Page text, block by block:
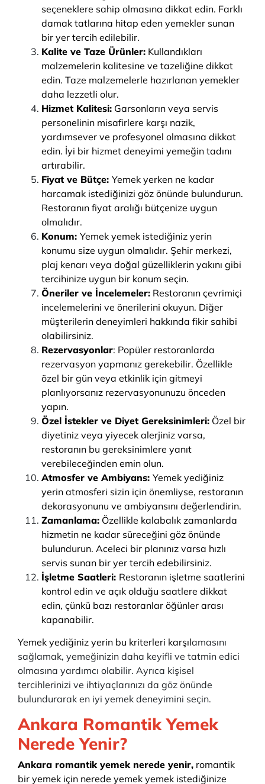
seçeneklere sahip olmasına dikkat edin. Farklı
damak tatlarına hitap eden yemekler sunan
bir yer tercih edilebilir.
Kalite ve Taze Ürünler: Kullandıkları
malzemelerin kalitesine ve tazeliğine dikkat
edin. Taze malzemelerle hazırlanan yemekler
daha lezzetli olur.
Hizmet Kalitesi: Garsonların veya servis
personelinin misafirlere karşı nazik,
yardımsever ve profesyonel olmasına dikkat
edin. İyi bir hizmet deneyimi yemeğin tadını
artırabilir.
Fiyat ve Bütçe: Yemek yerken ne kadar
harcamak istediğinizi göz önünde bulundurun.
Restoranın fiyat aralığı bütçenize uygun
olmalıdır.
Konum: Yemek yemek istediğiniz yerin
konumu size uygun olmalıdır. Şehir merkezi,
plaj kenarı veya doğal güzelliklerin yakını gibi
tercihinize uygun bir konum seçin.
Öneriler ve İncelemeler: Restoranın çevrimiçi
incelemelerini ve önerilerini okuyun. Diğer
müşterilerin deneyimleri hakkında fikir sahibi
olabilirsiniz.
Rezervasyonlar: Popüler restoranlarda
rezervasyon yapmanız gerekebilir. Özellikle
özel bir gün veya etkinlik için gitmeyi
planlıyorsanız rezervasyonunuzu önceden
yapın.
Özel İstekler ve Diyet Gereksinimleri: Özel bir
diyetiniz veya yiyecek alerjiniz varsa,
restoranın bu gereksinimlere yanıt
verebileceğinden emin olun.
Atmosfer ve Ambiyans: Yemek yediğiniz
yerin atmosferi sizin için önemliyse, restoranın
dekorasyonunu ve ambiyansını değerlendirin.
Zamanlama: Özellikle kalabalık zamanlarda
hizmetin ne kadar süreceğini göz önünde
bulundurun. Aceleci bir planınız varsa hızlı
servis sunan bir yer tercih edebilirsiniz.
İşletme Saatleri: Restoranın işletme saatlerini
kontrol edin ve açık olduğu saatlere dikkat
edin, çünkü bazı restoranlar öğünler arası
kapanabilir.
Yemek yediğiniz yerin bu kriterleri karşılamasını
sağlamak, yemeğinizin daha keyifli ve tatmin edici
olmasına yardımcı olabilir. Ayrıca kişisel
tercihlerinizi ve ihtiyaçlarınızı da göz önünde
bulundurarak en iyi yemek deneyimini seçin.
Ankara Romantik Yemek
Nerede Yenir?
Ankara romantik yemek nerede yenir, romantik
bir yemek için nerede yemek yemek istediğinize